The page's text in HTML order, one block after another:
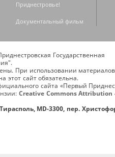
Приднестровье!
Документальный фильм
Государственная
При использовании
этот сайт обязательна.
сайта «Первый
Creative Commons Attribution
MD-3300, пер.